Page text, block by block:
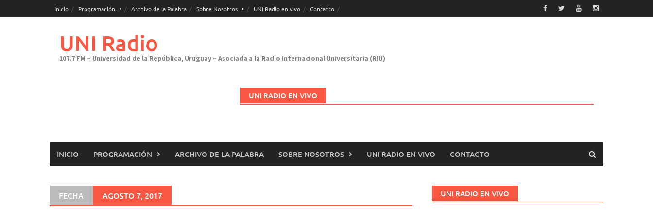
al
Inicio Programación Archivo de la Palabra Sobre Nosotros UNI Radio en vivo Contacto
UNI Radio
107.7 FM – Universidad de la República, Uruguay – Asociada a la Radio Internacional Universitaria (RIU)
UNI RADIO EN VIVO
INICIO PROGRAMACIÓN ARCHIVO DE LA PALABRA SOBRE NOSOTROS UNI RADIO EN VIVO CONTACTO
FECHA AGOSTO 7, 2017 UNI RADIO EN VIVO